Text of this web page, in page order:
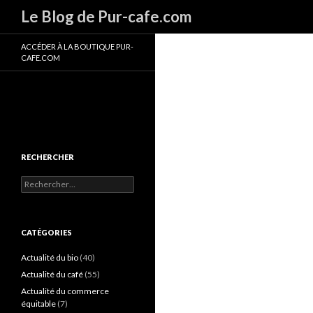
Le Blog de Pur-cafe.com
Recherche
ACCÉDER À LA BOUTIQUE PUR-
CAFE.COM
RECHERCHER
R
e
e
c
h
r
CATÉGORIES
Actualité du bio (40)
Actualité du café (55)
Actualité du commerce
équitable (7)